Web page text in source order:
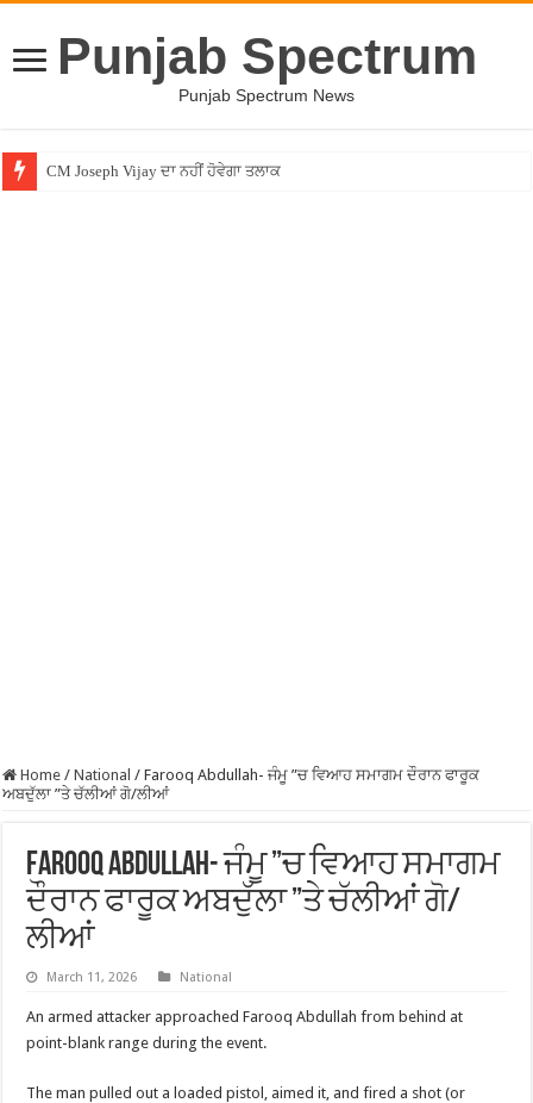
Punjab Spectrum
Punjab Spectrum News
CM Joseph Vijay ਦਾ ਨਹੀਂ ਹੋਵੇਗਾ ਤਲਾਕ
Home / National / Farooq Abdullah- ਜੰਮੂ ”ਚ ਵਿਆਹ ਸਮਾਗਮ ਦੌਰਾਨ ਫਾਰੂਕ
ਅਬਦੁੱਲਾ ”ਤੇ ਚੱਲੀਆਂ ਗੋ/ਲੀਆਂ
Farooq Abdullah- ਜੰਮੂ ”ਚ ਵਿਆਹ ਸਮਾਗਮ
ਦੌਰਾਨ ਫਾਰੂਕ ਅਬਦੁੱਲਾ ”ਤੇ ਚੱਲੀਆਂ ਗੋ/
ਲੀਆਂ
March 11, 2026 National
An armed attacker approached Farooq Abdullah from behind at
point-blank range during the event.
The man pulled out a loaded pistol, aimed it, and fired a shot (or